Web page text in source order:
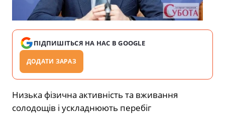
ПІДПИШІТЬСЯ НА НАС В GOOGLE
ДОДАТИ ЗАРАЗ
Низька фізична активність та вживання
солодощів і ускладнюють перебіг